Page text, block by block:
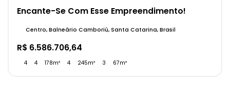
Encante-Se Com Esse Empreendimento!
R$ 6.586.706,64
Centro, Balneário Camboriú, Santa Catarina, Brasil
4 4 178m² 4 245m² 3 67m²